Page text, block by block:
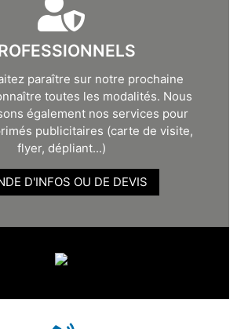
paraître sur notre prochaine
toutes les modalités. Nous
également nos services pour
publicitaires (carte de visite,
flyer, dépliant...)
D'INFOS OU DE DEVIS